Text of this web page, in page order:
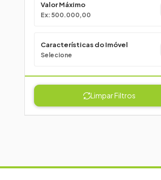
Valor Máximo
Ex: 500.000,00
Características do Imóvel
Selecione
Limpar Filtros